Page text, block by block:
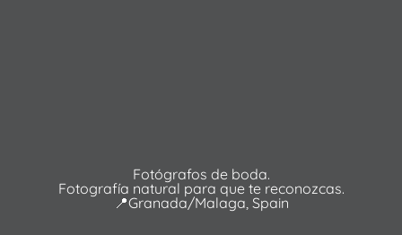
Fotógrafos de boda.
Fotografía natural para que te reconozcas.
📍Granada/Malaga, Spain